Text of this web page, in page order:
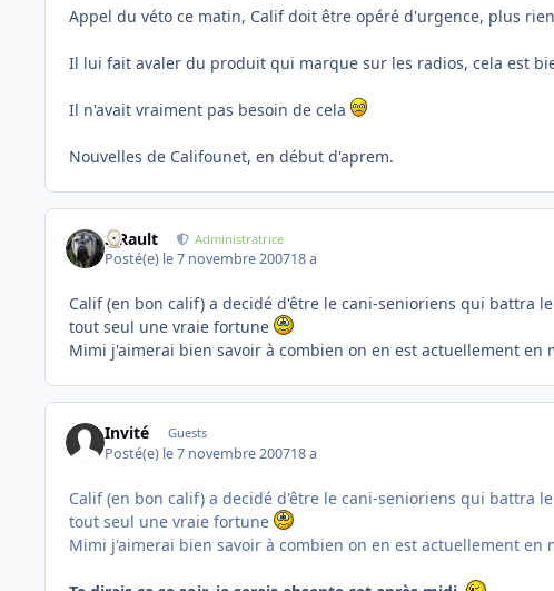
Appel du véto ce matin, Calif doit être opéré d'urgence, plus
Il lui fait avaler du produit qui marque sur les radios, cela est
Il n'avait vraiment pas besoin de cela
Nouvelles de Califounet, en début d'aprem.
S.Rault Administratrice
Posté(e) le 7 novembre 200718 a
Calif (en bon calif) a decidé d'être le cani-senioriens qui battra
tout seul une vraie fortune
Mimi j'aimerai bien savoir à combien on en est actuellement
Invité Guests
Posté(e) le 7 novembre 200718 a
Calif (en bon calif) a decidé d'être le cani-senioriens qui battra
tout seul une vraie fortune
Mimi j'aimerai bien savoir à combien on en est actuellement